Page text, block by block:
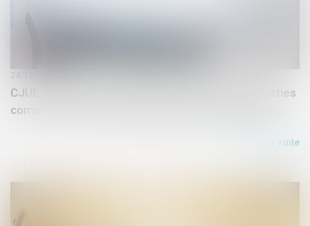
CJUE : contribution aux frais de chauffage des parties
communes d’un immeuble détenu en copropriété
24/12/2019
Lire la suite